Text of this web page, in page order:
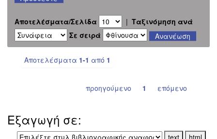
Αποτελέσματα/Σελίδα | Ταξινόμηση ανά
Σε σειρά
Αποτελέσματα 1-1 από 1
προηγούμενο 1 επόμενο
Εξαγωγή σε: